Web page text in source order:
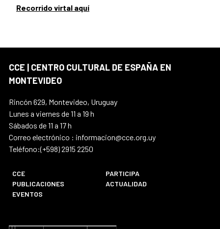
Recorrido virtal aquí
CCE | CENTRO CULTURAL DE ESPAÑA EN
MONTEVIDEO
Rincón 629, Montevideo, Uruguay
Lunes a viernes de 11 a 19 h
Sábados de 11 a 17 h
Correo electrónico : informacion@cce.org.uy
Teléfono:(+598) 2915 2250
CCE
PARTICIPA
PUBLICACIONES
ACTUALIDAD
EVENTOS